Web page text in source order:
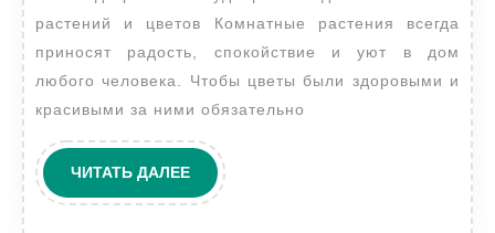
растений и цветов Комнатные растения всегда
приносят радость, спокойствие и уют в дом
любого человека. Чтобы цветы были здоровыми и
красивыми за ними обязательно
ЧИТАТЬ ДАЛЕЕЧИТАТЬ
ДАЛЕЕ